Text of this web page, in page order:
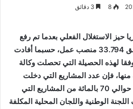
8
حيز الاستغلال الفعلي بعدما تم رفع
العراقيل عنه، مما سمح بخلق 33.794 منصب عمل، حسبما أفادت
لهذه الحصيلة التي تحصلت وكالة
منها، فإن عدد المشاريع التي دخلت
فعليا مرحلة الاستغلال تمثل حوالي 70 بالمائة من المشاريع التي
الوطنية واللجان المحلية المكلفة